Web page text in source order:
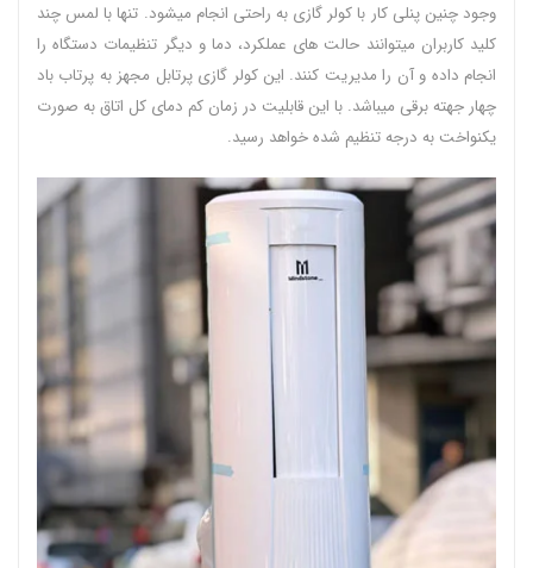
وجود چنین پنلی کار با کولر گازی به راحتی انجام میشود. تنها با لمس چند
کلید کاربران میتوانند حالت های عملکرد، دما و دیگر تنظیمات دستگاه را
انجام داده و آن را مدیریت کنند. این کولر گازی پرتابل مجهز به پرتاب باد
چهار جهته برقی میباشد. با این قابلیت در زمان کم دمای کل اتاق به صورت
یکنواخت به درجه تنظیم شده خواهد رسید.